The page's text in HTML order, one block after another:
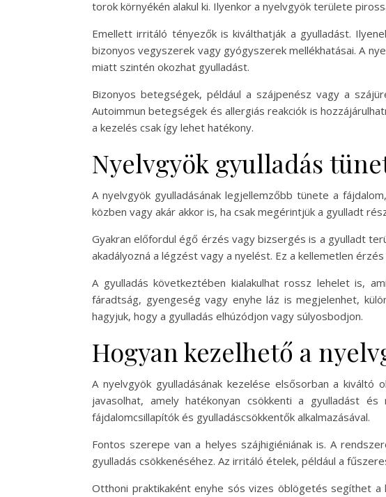
torok környékén alakul ki. Ilyenkor a nyelvgyök területe
Emellett irritáló tényezők is kiválthatják a gyulladást.
bizonyos vegyszerek vagy gyógyszerek mellékhatásai. A
miatt szintén okozhat gyulladást.
Bizonyos betegségek, például a szájpenész vagy a
Autoimmun betegségek és allergiás reakciók is
a kezelés csak így lehet hatékony.
Nyelvgyök gyulladás
A nyelvgyök gyulladásának legjellemzőbb tünete a
közben vagy akár akkor is, ha csak megérintjük a gyulladt
Gyakran előfordul égő érzés vagy bizsergés is a gyulladt
akadályozná a légzést vagy a nyelést. Ez a kellemetlen
A gyulladás következtében kialakulhat rossz lehelet is,
fáradtság, gyengeség vagy enyhe láz is megjelenhet,
hagyjuk, hogy a gyulladás elhúzódjon vagy súlyosbodjon.
Hogyan kezelhető a
A nyelvgyök gyulladásának kezelése elsősorban a
javasolhat, amely hatékonyan csökkenti a gyulladást
fájdalomcsillapítók és gyulladáscsökkentők alkalmazásával.
Fontos szerepe van a helyes szájhigiéniának is. A
gyulladás csökkenéséhez. Az irritáló ételek, például a
Otthoni praktikaként enyhe sós vizes öblögetés segíthet